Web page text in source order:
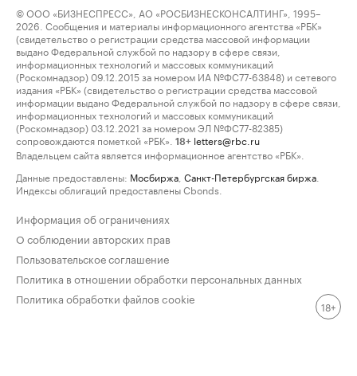
© ООО «БИЗНЕСПРЕСС», АО «РОСБИЗНЕСКОНСАЛТИНГ», 1995–
2026. Сообщения и материалы информационного агентства «РБК»
(свидетельство о регистрации средства массовой информации
выдано Федеральной службой по надзору в сфере связи,
информационных технологий и массовых коммуникаций
(Роскомнадзор) 09.12.2015 за номером ИА №ФС77-63848) и сетевого
издания «РБК» (свидетельство о регистрации средства массовой
информации выдано Федеральной службой по надзору в сфере связи,
информационных технологий и массовых коммуникаций
(Роскомнадзор) 03.12.2021 за номером ЭЛ №ФС77-82385)
сопровождаются пометкой «РБК».
18+ letters@rbc.ru
Владельцем сайта является информационное агентство «РБК».
Данные предоставлены: Мосбиржа Санкт-Петербургская биржа
Индексы облигаций предоставлены Cbonds.
Информация об ограничениях
О соблюдении авторских прав
Пользовательское соглашение
Политика в отношении обработки персональных данных
Политика обработки файлов cookie
18+